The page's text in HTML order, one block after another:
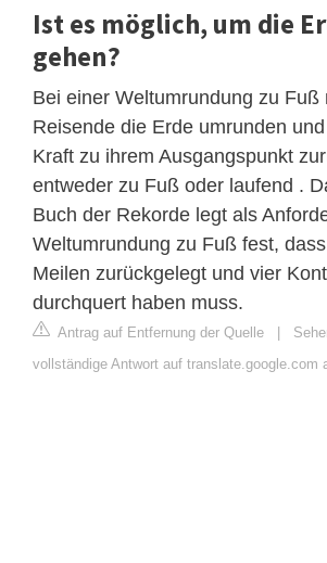
Ist es möglich, um die
gehen?
Bei einer Weltumrundung zu Fuß
Reisende die Erde umrunden
Kraft zu ihrem Ausgangspunkt
entweder zu Fuß oder laufend .
Buch der Rekorde legt als
Weltumrundung zu Fuß fest,
Meilen zurückgelegt und vier
durchquert haben muss.
Antrag auf Entfernung der Quelle |
vollständige Antwort auf translate.google.com